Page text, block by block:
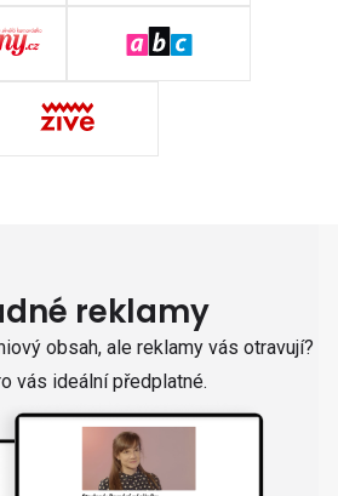
reklamy
obsah, ale reklamy vás otravují?
vás ideální předplatné.